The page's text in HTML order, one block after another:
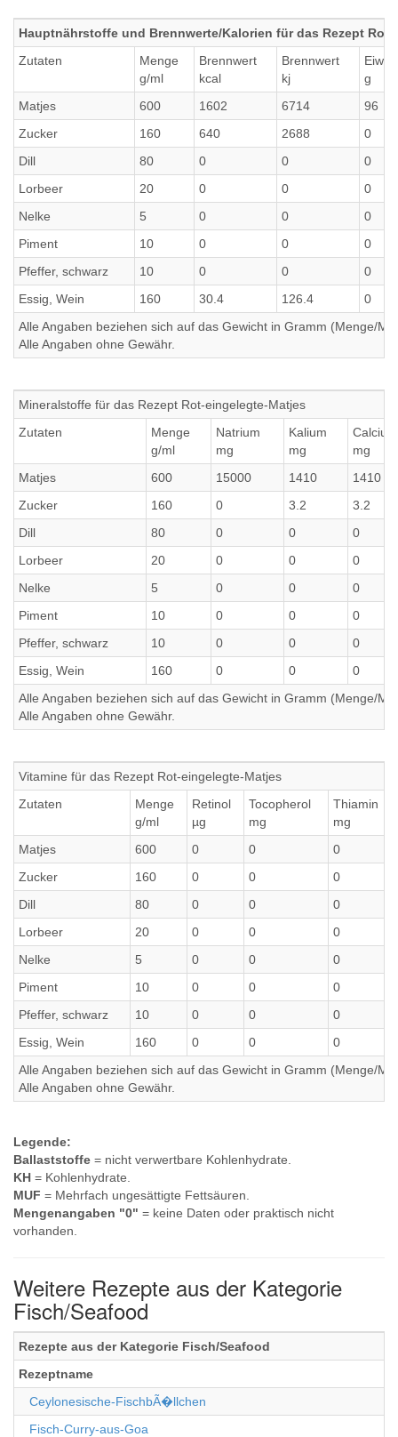
Hauptnährstoffe und Brennwerte/Kalorien für das Rezept
Zutaten
Menge
g/ml
Brennwert
kcal
Brennwert
kj
g
Matjes
600 1602 6714
96
Zucker
160 640 2688
0
Dill
80 0 0
0
Lorbeer
20 0 0
0
Nelke
5 0 0
0
Piment
10 0 0
0
Pfeffer, schwarz
10 0 0
0
Essig, Wein
160 30.4 126.4
0
Alle Angaben beziehen sich auf das Gewicht in Gramm (Menge/
Alle Angaben ohne Gewähr.
Mineralstoffe für das Rezept Rot-eingelegte-Matjes
Zutaten
Menge
g/ml
Natrium
mg
Kalium
mg
Calcium
mg
Matjes
600 15000 1410
1410
Zucker
160 0 3.2
3.2
Dill
80 0 0
0
Lorbeer
20 0 0
0
Nelke
5 0 0
0
Piment
10 0 0
0
Pfeffer, schwarz
10 0 0
0
Essig, Wein
160 0 0
0
Alle Angaben beziehen sich auf das Gewicht in Gramm (Menge/
Alle Angaben ohne Gewähr.
Vitamine für das Rezept Rot-eingelegte-Matjes
Zutaten
Menge
g/ml
Retinol
µg
Tocopherol
mg
Thiamin
mg
Matjes
600 0 0
0
Zucker
160 0 0
0
Dill
80 0 0
0
Lorbeer
20 0 0
0
Nelke
5 0 0
0
Piment
10 0 0
0
Pfeffer, schwarz
10 0 0
0
Essig, Wein
160 0 0
0
Alle Angaben beziehen sich auf das Gewicht in Gramm (Menge/
Alle Angaben ohne Gewähr.
Legende:
Ballaststoffe = nicht verwertbare Kohlenhydrate.
KH = Kohlenhydrate.
MUF = Mehrfach ungesättigte Fettsäuren.
Mengenangaben "0" = keine Daten oder praktisch nicht
vorhanden.
Weitere Rezepte aus der Kategorie
Fisch/Seafood
Rezepte aus der Kategorie Fisch/Seafood
Rezeptname
Ceylonesische-FischbÃ�llchen
Fisch-Curry-aus-Goa